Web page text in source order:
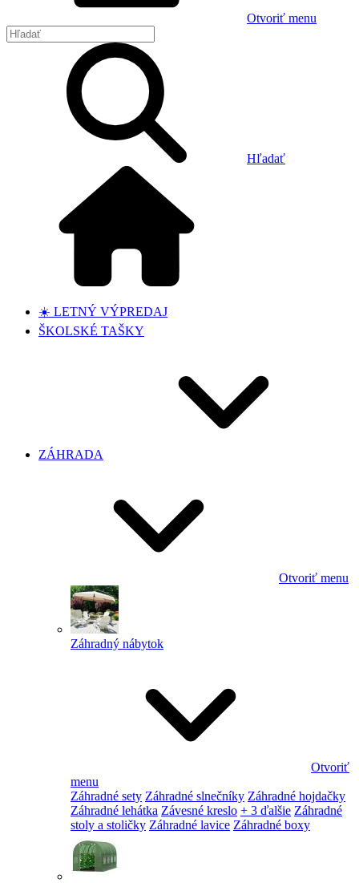
Otvoriť menu
Hľadať
☀️ LETNÝ VÝPREDAJ
ŠKOLSKÉ TAŠKY
ZÁHRADA
Otvoriť menu
Záhradný nábytok
Otvoriť
menu
Záhradné sety Záhradné slnečníky Záhradné hojdačky
Záhradné lehátka Závesné kreslo + 3 ďalšie Záhradné
stoly a stoličky Záhradné lavice Záhradné boxy